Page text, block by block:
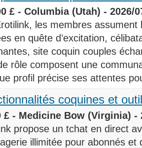
£ - Columbia (Utah) - 2026/
les membres
en quête d’excitation,
site coquin couples
rôle composent une
profil précise ses attentes
coquines et
£ - Medicine Bow (Virginia) -
propose un tchat en direct
illimitée pour abonnés et